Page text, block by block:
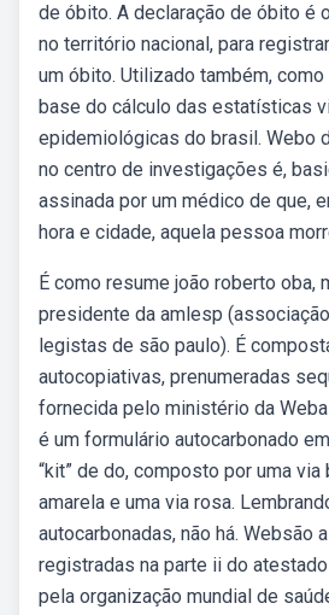
de óbito. A declaração de óbito é
no território nacional, para
um óbito. Utilizado também,
base do cálculo das estatísticas
epidemiológicas do brasil. Webo
no centro de investigações é,
assinada por um médico de que,
hora e cidade, aquela pessoa
É como resume joão roberto oba,
presidente da amlesp
legistas de são paulo). É
autocopiativas, prenumeradas
fornecida pelo ministério da
é um formulário autocarbonado
“kit” de do, composto por uma via
amarela e uma via rosa.
autocarbonadas, não há. Websão
registradas na parte ii do
pela organização mundial de